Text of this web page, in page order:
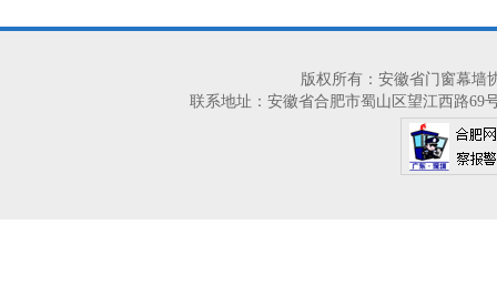
版权所有：安徽省门窗幕墙
联系地址：安徽省合肥市蜀山区望江西路69